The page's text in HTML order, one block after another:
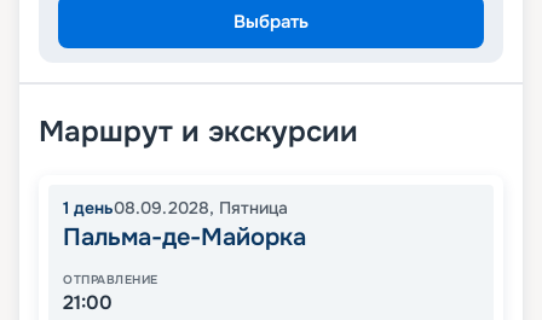
Выбрать
Маршрут и экскурсии
1 день08.09.2028, Пятница
Пальма-де-Майорка
ОТПРАВЛЕНИЕ
21:00